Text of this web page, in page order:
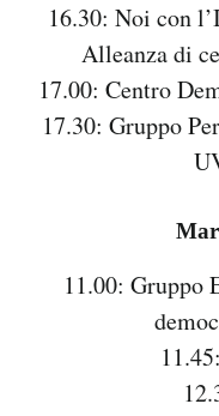
16.30: Noi con
Alleanza di
17.00: Centro
17.30: Gruppo
11.00: Gruppo